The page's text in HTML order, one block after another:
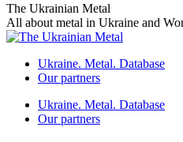
Skip
to
content
The Ukrainian Metal
All about metal in Ukraine and
Ukraine. Metal. Database
Our partners
Ukraine. Metal. Database
Our partners